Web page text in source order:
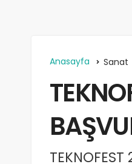
Anasayfa Sanat